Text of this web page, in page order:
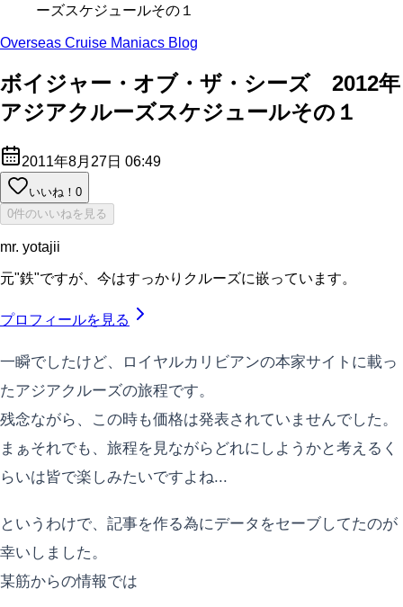
ーズスケジュールその１
Overseas Cruise Maniacs Blog
ボイジャー・オブ・ザ・シーズ 2012年
アジアクルーズスケジュールその１
2011年8月27日 06:49
いいね！ 0
0件のいいねを見る
mr. yotajii
元"鉄"ですが、今はすっかりクルーズに嵌っています。
プロフィールを見る
一瞬でしたけど、ロイヤルカリビアンの本家サイトに載っ
たアジアクルーズの旅程です。
残念ながら、この時も価格は発表されていませんでした。
まぁそれでも、旅程を見ながらどれにしようかと考えるく
らいは皆で楽しみたいですよね...
というわけで、記事を作る為にデータをセーブしてたのが
幸いしました。
某筋からの情報では